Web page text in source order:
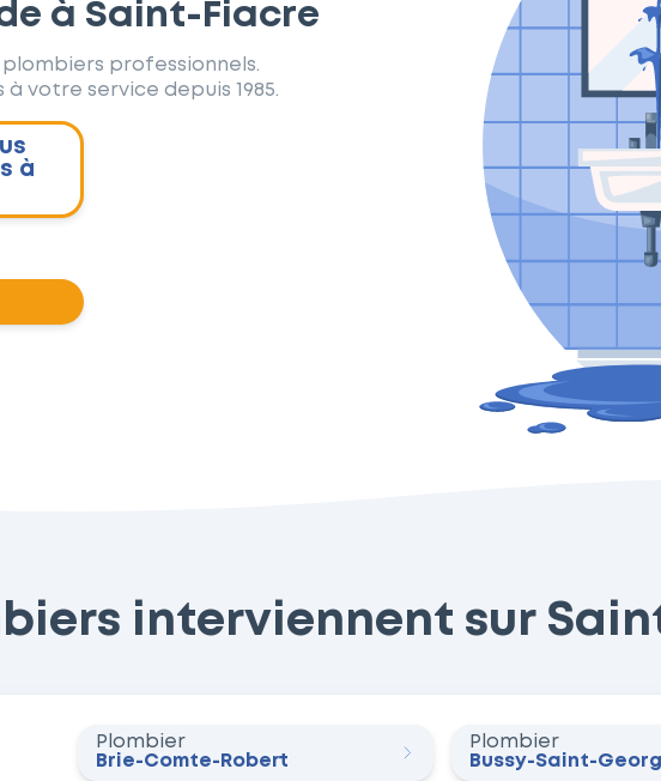
à Saint-Fiacre
plombiers professionnels.
votre service depuis 1985.
à
interviennent sur
Plombier
Brie-Comte-Robert
Plombier
Bussy-Saint-